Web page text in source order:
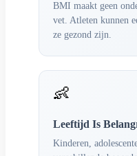
BMI maakt geen
vet. Atleten kunnen
ze gezond zijn.
👶
Leeftijd Is
Kinderen,